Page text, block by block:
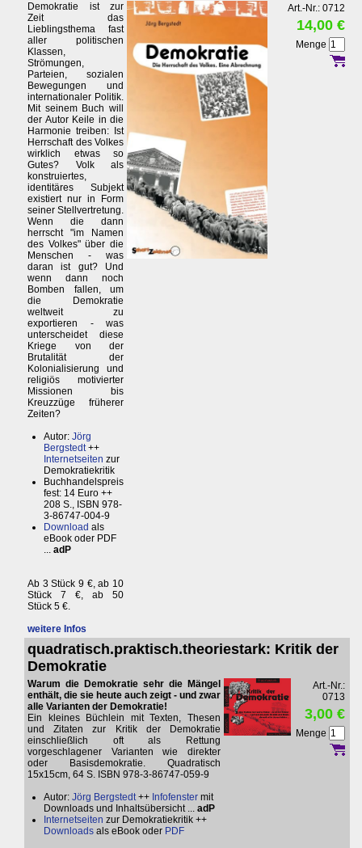
Demokratie ist zur
Zeit das
Lieblingsthema fast
aller politischen
Klassen,
Strömungen,
Parteien, sozialen
Bewegungen und
internationaler Politik.
Mit seinem Buch will
der Autor Keile in die
Harmonie treiben: Ist
Herrschaft des Volkes
wirklich etwas so
Gutes? Volk als
konstruiertes,
identitäres Subjekt
existiert nur in Form
seiner Stellvertretung.
Wenn die dann
herrscht "im Namen
des Volkes" über die
Menschen - was
daran ist gut? Und
wenn dann noch
Bomben fallen, um
die Demokratie
weltweit zu
exportieren - was
unterscheidet diese
Kriege von der
Brutalität der
Kolonialisierung und
religiös motivierter
Missionen bis
Kreuzzüge früherer
Zeiten?
Autor: Jörg
Bergstedt++
Internetseiten zur
Demokratiekritik
Buchhandelspreis
fest: 14 Euro ++
208 S., ISBN 978-
3-86747-004-9
Download als
eBook oder PDF
... adP
Ab 3 Stück 9 €, ab 10
Stück 7 €, ab 50
Stück 5 €.
weitere Infos
Art.-Nr.: 0712
14,00 €
Menge
quadratisch.praktisch.theoriestark: Kritik der
Demokratie
Warum die Demokratie sehr die Mängel
enthält, die sie heute auch zeigt - und zwar
alle Varianten der Demokratie!
Ein kleines Büchlein mit Texten, Thesen
und Zitaten zur Kritik der Demokratie
einschließlich oft als Rettung
vorgeschlagener Varianten wie direkter
oder Basisdemokratie. Quadratisch
15x15cm, 64 S. ISBN 978-3-86747-059-9
Autor: Jörg Bergstedt++ Infofenster mit
Downloads und Inhaltsübersicht ... adP
Internetseiten zur Demokratiekritik ++
Downloads als eBook oder PDF
Art.-Nr.:
0713
3,00 €
Menge